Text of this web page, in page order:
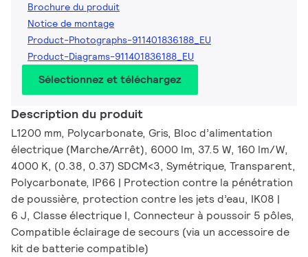
Brochure du produit
Notice de montage
Product-Photographs-911401836188_EU
Product-Diagrams-911401836188_EU
Sélectionnez et téléchargez
Description du produit
L1200 mm, Polycarbonate, Gris, Bloc d’alimentation
électrique (Marche/Arrêt), 6000 lm, 37.5 W, 160 lm/W,
4000 K, (0.38, 0.37) SDCM<3, Symétrique, Transparent,
Polycarbonate, IP66 | Protection contre la pénétration
de poussière, protection contre les jets d’eau, IK08 |
6 J, Classe électrique I, Connecteur à poussoir 5 pôles,
Compatible éclairage de secours (via un accessoire de
kit de batterie compatible)